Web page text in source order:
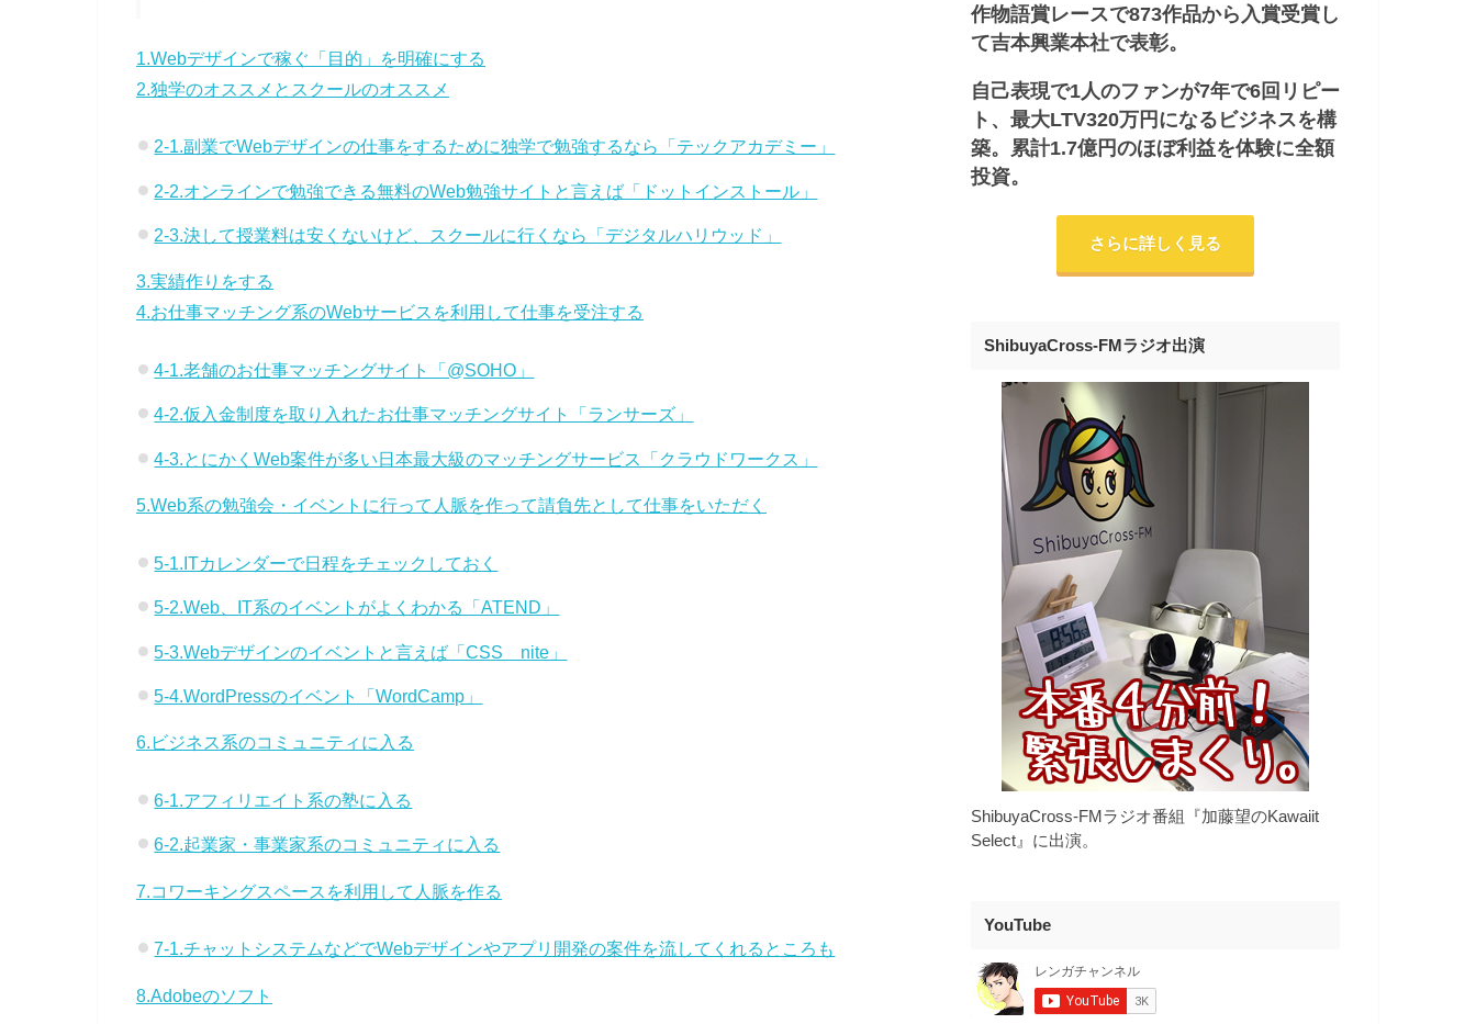
1.Webデザインで稼ぐ「目的」を明確にする
2.独学のオススメとスクールのオススメ
2-1.副業でWebデザインの仕事をするために独学で勉強するなら「テックアカデミー」
2-2.オンラインで勉強できる無料のWeb勉強サイトと言えば「ドットインストール」
2-3.決して授業料は安くないけど、スクールに行くなら「デジタルハリウッド」
3.実績作りをする
4.お仕事マッチング系のWebサービスを利用して仕事を受注する
4-1.老舗のお仕事マッチングサイト「@SOHO」
4-2.仮入金制度を取り入れたお仕事マッチングサイト「ランサーズ」
4-3.とにかくWeb案件が多い日本最大級のマッチングサービス「クラウドワークス」
5.Web系の勉強会・イベントに行って人脈を作って請負先として仕事をいただく
5-1.ITカレンダーで日程をチェックしておく
5-2.Web、IT系のイベントがよくわかる「ATEND」
5-3.Webデザインのイベントと言えば「CSS nite」
5-4.WordPressのイベント「WordCamp」
6.ビジネス系のコミュニティに入る
6-1.アフィリエイト系の塾に入る
6-2.起業家・事業家系のコミュニティに入る
7.コワーキングスペースを利用して人脈を作る
7-1.チャットシステムなどでWebデザインやアプリ開発の案件を流してくれるところも
8.Adobeのソフト
作物語賞レースで873作品から入賞受賞し
て吉本興業本社で表彰。
自己表現で1人のファンが7年で6回リピー
ト、最大LTV320万円になるビジネスを構
築。累計1.7億円のほぼ利益を体験に全額
投資。
さらに詳しく見る
ShibuyaCross-FMラジオ出演
ShibuyaCross-FMラジオ番組『加藤望のKawaiit
Select』に出演。
YouTube